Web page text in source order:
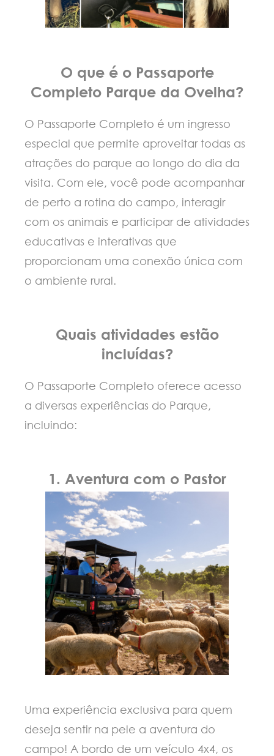
O que é o Passaporte
Completo Parque da Ovelha?
O Passaporte Completo é um ingresso
especial que permite aproveitar todas as
atrações do parque ao longo do dia da
visita. Com ele, você pode acompanhar
de perto a rotina do campo, interagir
com os animais e participar de atividades
educativas e interativas que
proporcionam uma conexão única com
o ambiente rural.
Quais atividades estão
incluídas?
O Passaporte Completo oferece acesso
a diversas experiências do Parque,
incluindo:
1. Aventura com o Pastor
Uma experiência exclusiva para quem
deseja sentir na pele a aventura do
campo! A bordo de um veículo 4x4, os